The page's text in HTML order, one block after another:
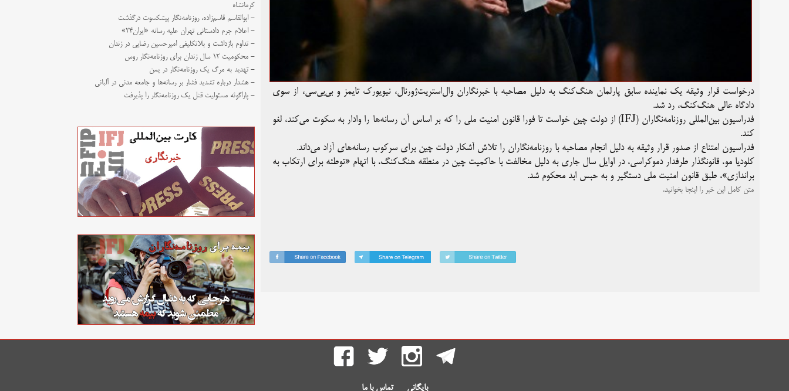
درخواست قرار وثیقه یک نماینده سابق پارلمان هنگ‌کنگ به دلیل مصاحبه با خبرنگاران وال‌استریت‌ژورنال، نیویورک تایمز و بی‌بی‌سی، از سوی
دادگاه عالی هنگ‌کنگ، رد شد.
فدراسیون بین‌المللی روزنامه‌نگاران (IFJ) از دولت چین خواست تا فورا قانون امنیت ملی را که بر اساس آن رسانه‌ها را وادار به سکوت می‌کند، لغو
کند.
فدراسیون امتناع از صدور قرار وثیقه به دلیل انجام مصاحبه با روزنامه‌نگاران را تلاش آشکار دولت چین برای سرکوب رسانه‌های آزاد می‌داند.
کلودیا مو، قانونگذار طرفدار دموکراسی، در اوایل سال جاری به دلیل مخالفت با حاکمیت چین در منطقه هنگ‌کنگ، با اتهام «توطئه برای ارتکاب به
براندازی»، طبق قانون امنیت ملی دستگیر و به حبس ابد محکوم شد.
متن کامل این خبر را اینجا بخوانید.
کرمانشاه
- ابوالقاسم قاسم‌زاده، روزنامه‌نگار پیشکسوت درگذشت
- اعلام جرم دادستانی تهران علیه رسانه «ایران۲۴»
- تداوم بازداشت و بلاتکلیفی امیرحسین رضایی در زندان
- محکومیت ۱۲ سال زندان برای روزنامه‌نگار روس
- تهدید به مرگ یک روزنامه‌نگار در یمن
- هشدار درباره تشدید فشار بر رسانه‌ها و جامعه مدنی در آلبانی
- پاراگوئه مسئولیت قتل یک روزنامه‌نگار را پذیرفت
بایگانی تماس با ما